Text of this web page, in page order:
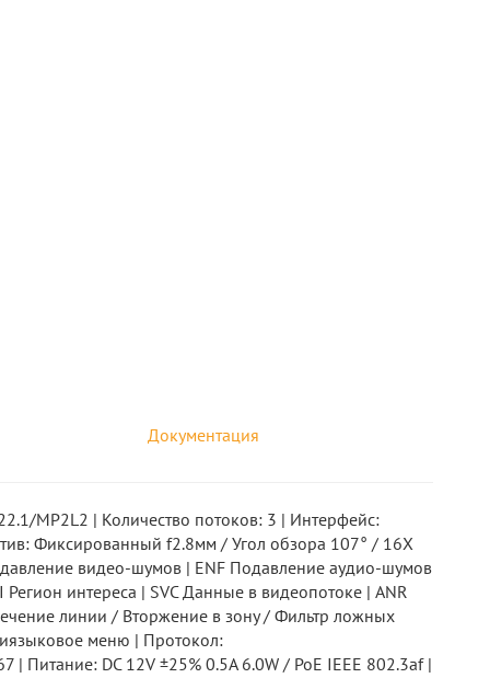
Документация
MP2L2 | Количество потоков: 3 | Интерфейс:
Фиксированный f2.8мм / Угол обзора 107° / 16X
видео-шумов | ENF Подавление аудио-шумов
интереса | SVC Данные в видеопотоке | ANR
линии / Вторжение в зону / Фильтр ложных
меню | Протокол:
Питание: DC 12V ±25% 0.5A 6.0W / PoE IEEE 802.3af |